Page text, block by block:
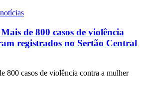
de 800 casos de violência
registrados no Sertão Central
800 casos de violência contra a mulher